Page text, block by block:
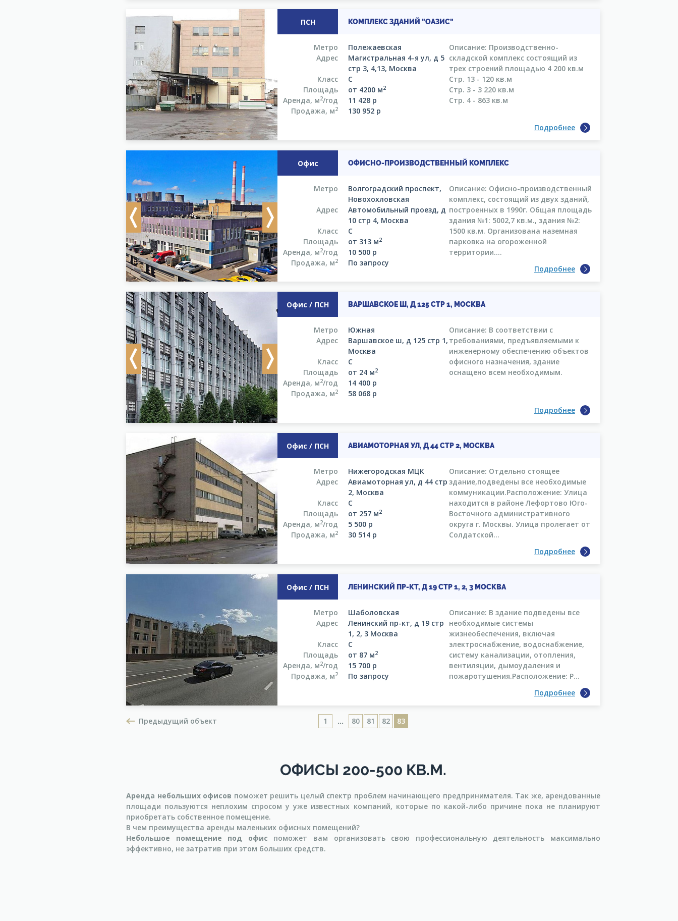
ПСН КОМПЛЕКС ЗДАНИЙ "ОАЗИС"
Метро
Полежаевская
Адрес
Магистральная 4-я ул, д 5
стр 3, 4,13, Москва
Класс
C
Площадь
от 4200 м2
Аренда, м2/год 11 428 р
Продажа, м2 130 952 р
Описание: Производственно-
складской комплекс состоящий из
трех строений площадью 4 200 кв.м
Стр. 13 - 120 кв.м
Стр. 3 - 3 220 кв.м
Стр. 4 - 863 кв.м
Подробнее
Previous Next
Офис ОФИСНО-ПРОИЗВОДСТВЕННЫЙ КОМПЛЕКС
Метро
Волгоградский проспект,
Новохохловская
Адрес
Автомобильный проезд, д
10 стр 4, Москва
Класс
C
Площадь
от 313 м2
Аренда, м2/год 10 500 р
Продажа, м2 По запросу
Описание: Офисно-производственный
комплекс, состоящий из двух зданий,
построенных в 1990г. Общая площадь
здания №1: 5002,7 кв.м., здания №2:
1500 кв.м. Организована наземная
парковка на огороженной
территории....
Подробнее
Previous Next
Офис / ПСН ВАРШАВСКОЕ Ш, Д 125 СТР 1, МОСКВА
Метро
Южная
Адрес
Варшавское ш, д 125 стр 1,
Москва
Класс
C
Площадь
от 24 м2
Аренда, м2/год 14 400 р
Продажа, м2 58 068 р
Описание: В соответствии с
требованиями, предъявляемыми к
инженерному обеспечению объектов
офисного назначения, здание
оснащено всем необходимым.
Подробнее
Офис / ПСН АВИАМОТОРНАЯ УЛ, Д 44 СТР 2, МОСКВА
Метро
Нижегородская МЦК
Адрес
Авиамоторная ул, д 44 стр
2, Москва
Класс
C
Площадь
от 257 м2
Аренда, м2/год 5 500 р
Продажа, м2 30 514 р
Описание: Отдельно стоящее
здание,подведены все необходимые
коммуникации.Расположение: Улица
находится в районе Лефортово Юго-
Восточного административного
округа г. Москвы. Улица пролегает от
Солдатской...
Подробнее
Офис / ПСН ЛЕНИНСКИЙ ПР-КТ, Д 19 СТР 1, 2, 3 МОСКВА
Метро
Шаболовская
Адрес
Ленинский пр-кт, д 19 стр
1, 2, 3 Москва
Класс
C
Площадь
от 87 м2
Аренда, м2/год 15 700 р
Продажа, м2 По запросу
Описание: В здание подведены все
необходимые системы
жизнеобеспечения, включая
электроснабжение, водоснабжение,
систему канализации, отопления,
вентиляции, дымоудаления и
пожаротушения.Расположение: Р...
Подробнее
Предыдущий объект 1 ... 80 81 82 83
ОФИСЫ 200-500 КВ.М.
Аренда небольших офисов поможет решить целый спектр проблем начинающего предпринимателя. Так же, арендованные
площади пользуются неплохим спросом у уже известных компаний, которые по какой-либо причине пока не планируют
приобретать собственное помещение.
В чем преимущества аренды маленьких офисных помещений?
Небольшое помещение под офис поможет вам организовать свою профессиональную деятельность максимально
эффективно, не затратив при этом больших средств.